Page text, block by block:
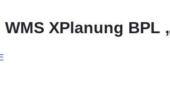
WMS XPlanung BPL